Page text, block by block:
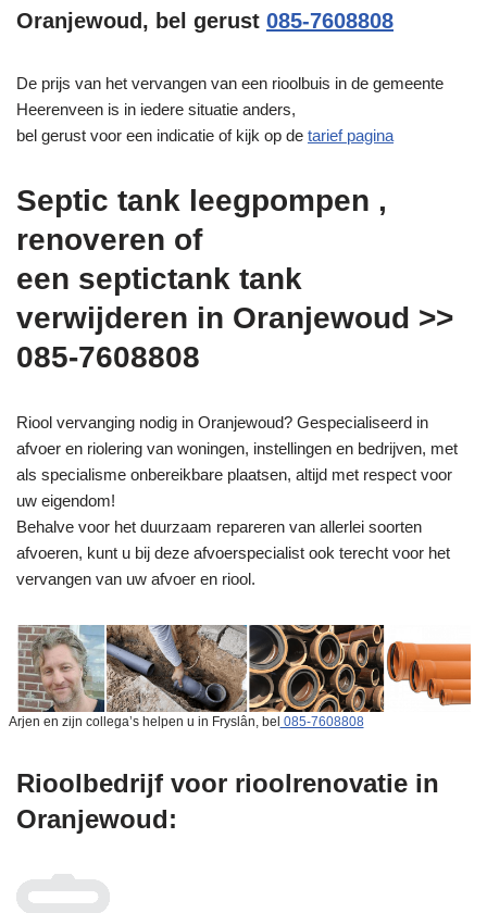
Oranjewoud, bel gerust 085-7608808
De prijs van het vervangen van een rioolbuis in de gemeente
Heerenveen is in iedere situatie anders,
bel gerust voor een indicatie of kijk op de tarief pagina
Septic tank leegpompen ,
renoveren of
een septictank tank
verwijderen in Oranjewoud >>
085-7608808
Riool vervanging nodig in Oranjewoud? Gespecialiseerd in
afvoer en riolering van woningen, instellingen en bedrijven, met
als specialisme onbereikbare plaatsen, altijd met respect voor
uw eigendom!
Behalve voor het duurzaam repareren van allerlei soorten
afvoeren, kunt u bij deze afvoerspecialist ook terecht voor het
vervangen van uw afvoer en riool.
Arjen en zijn collega’s helpen u in Fryslân, bel 085-7608808
Rioolbedrijf voor rioolrenovatie in
Oranjewoud: